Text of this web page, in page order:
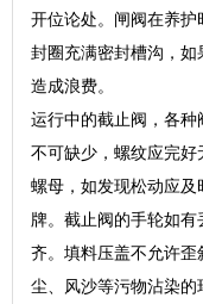
开位论处。闸阀在养
封圈充满密封槽沟，如
造成浪费。
运行中的截止阀，各
不可缺少，螺纹应完
螺母，如发现松动应
牌。截止阀的手轮如
齐。填料压盖不允许
尘、风沙等污物沾染